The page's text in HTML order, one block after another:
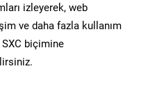
izleyerek, web
ve daha fazla kullanım
biçimine